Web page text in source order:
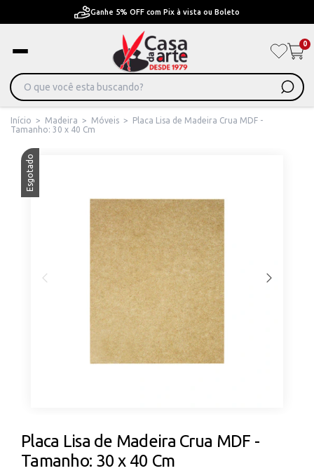
Pague em Até 6x sem juros ou ate 12x com juros
0
Início > Madeira > Móveis >
Placa Lisa de Madeira Crua MDF -
Tamanho: 30 x 40 Cm
Esgotado
Placa Lisa de Madeira Crua MDF -
Tamanho: 30 x 40 Cm